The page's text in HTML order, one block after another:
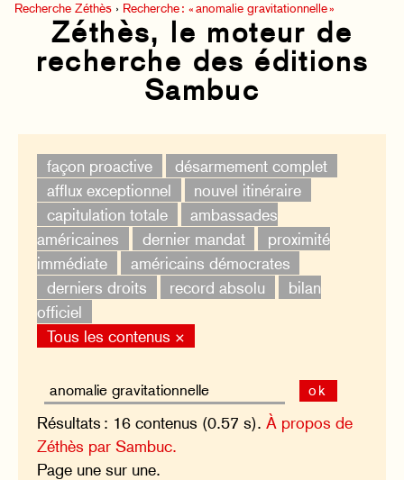
Recherche Zéthès › Recherche : « anomalie gravitationnelle »
Zéthès, le moteur de
recherche des éditions
Sambuc
façon proactive
désarmement complet
afflux exceptionnel
nouvel itinéraire
capitulation totale
ambassades
américaines
dernier mandat
proximité
immédiate
américains démocrates
derniers droits
record absolu
bilan
officiel
Tous les contenus ×
ok
Résultats : 16 contenus (0.57 s).À propos de
Zéthès par Sambuc.
Page une sur une.